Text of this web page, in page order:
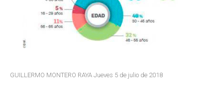
GUILLERMO MONTERO RAYA Jueves 5 de julio de 2018